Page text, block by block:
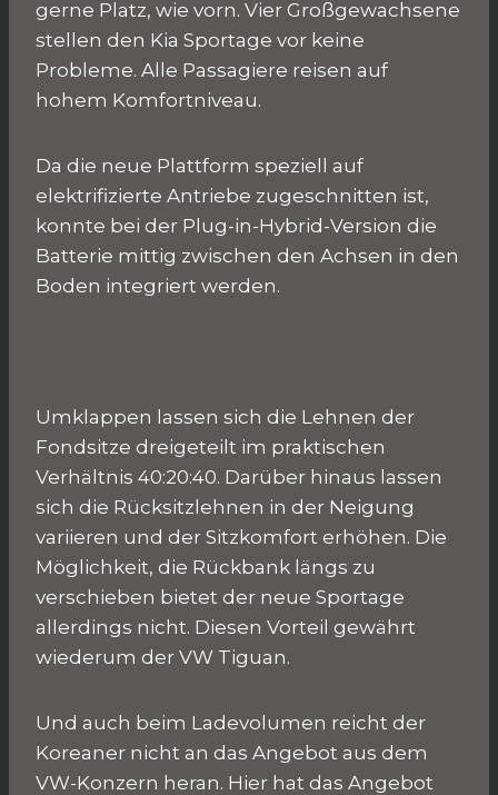
gerne Platz, wie vorn. Vier Großgewachsene
stellen den Kia Sportage vor keine
Probleme. Alle Passagiere reisen auf
hohem Komfortniveau.
Da die neue Plattform speziell auf
elektrifizierte Antriebe zugeschnitten ist,
konnte bei der Plug-in-Hybrid-Version die
Batterie mittig zwischen den Achsen in den
Boden integriert werden.
Umklappen lassen sich die Lehnen der
Fondsitze dreigeteilt im praktischen
Verhältnis 40:20:40. Darüber hinaus lassen
sich die Rücksitzlehnen in der Neigung
variieren und der Sitzkomfort erhöhen. Die
Möglichkeit, die Rückbank längs zu
verschieben bietet der neue Sportage
allerdings nicht. Diesen Vorteil gewährt
wiederum der VW Tiguan.
Und auch beim Ladevolumen reicht der
Koreaner nicht an das Angebot aus dem
VW-Konzern heran. Hier hat das Angebot